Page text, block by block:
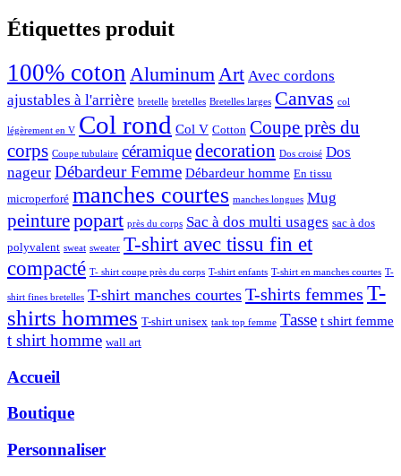
Étiquettes produit
100% coton AluminumArt Avec cordons
ajustables à l'arrière bretelle bretelles Bretelles larges Canvas col
légèrement en V Col rond Col V Cotton Coupe près du
corps Coupe tubulaire céramiquedecoration Dos croisé Dos
nageur Débardeur Femme Débardeur homme En tissu
microperforé manches courtes manches longues Mug
peinturepopart près du corps Sac à dos multi usages sac à dos
polyvalent sweat sweater T-shirt avec tissu fin et
compacté T- shirt coupe près du corps T-shirt enfants T-shirt en manches courtes T-
shirt fines bretelles T-shirt manches courtes T-shirts femmes T-
shirts hommes T-shirt unisex tank top femme Tasse t shirt femme
t shirt homme wall art
Accueil
Boutique
Personnaliser